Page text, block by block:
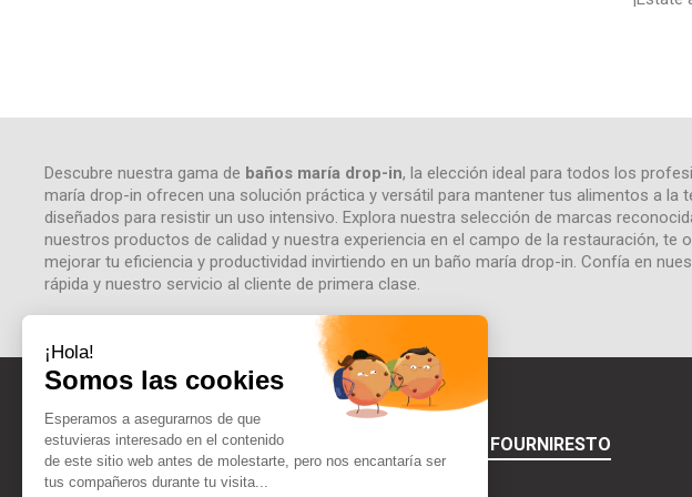
Descubre nuestra gama de baños maría drop-in, la elección ideal para todos los
maría drop-in ofrecen una solución práctica y versátil para mantener tus alimentos a
diseñados para resistir un uso intensivo. Explora nuestra selección de marcas
nuestros productos de calidad y nuestra experiencia en el campo de la restauración,
mejorar tu eficiencia y productividad invirtiendo en un baño maría drop-in. Confía en
rápida y nuestro servicio al cliente de primera clase.
ACERCA DE FOURNIRESTO